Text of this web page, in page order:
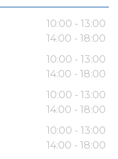
10:00 - 13:00
14:00 - 18:00
10:00 - 13:00
14:00 - 18:00
10:00 - 13:00
14:00 - 18:00
10:00 - 13:00
14:00 - 18:00